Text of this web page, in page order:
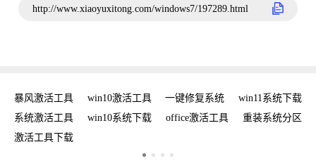
http://www.xiaoyuxitong.com/windows7/197289.html
暴风激活工具 win10激活工具 一键修复系统
win11系统下载
系统激活工具
win10系统下载 office激活工具
重装系统分区
激活工具下载